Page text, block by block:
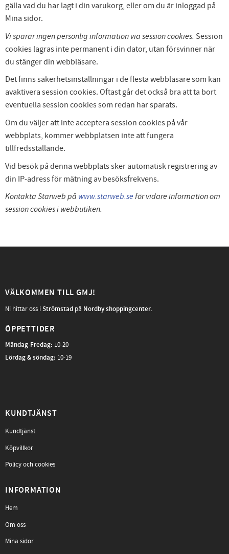
gälla vad du har lagt i din varukorg, eller om du är inloggad på
Mina sidor.
Vi sparar ingen personlig information via session cookies. Session
cookies lagras inte permanent i din dator, utan försvinner när
du stänger din webbläsare.
Det finns säkerhetsinställningar i de flesta webbläsare som kan
avaktivera session cookies. Oftast går det också bra att ta bort
eventuella session cookies som redan har sparats.
Om du väljer att inte acceptera session cookies på vår
webbplats, kommer webbplatsen inte att fungera
tillfredsställande.
Vid besök på denna webbplats sker automatisk registrering av
din IP-adress för mätning av besöksfrekvens.
Kontakta Starweb på www.starweb.seför vidare information om
session cookies i webbutiken.
VÄLKOMMEN TILL GMJ!
Ni hittar oss iStrömstad på Nordby shoppingcenter.
ÖPPETTIDER
Måndag-Fredag: 10-20
Lördag & söndag: 10-19
KUNDTJÄNST
Kundtjänst
Köpvillkor
Policy och cookies
INFORMATION
Hem
Om oss
Mina sidor